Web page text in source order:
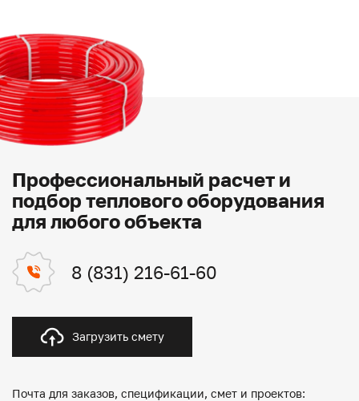
Профессиональный расчет и
подбор теплового оборудования
для любого объекта
8 (831) 216-61-60
Загрузить смету
Почта для заказов, спецификации, смет и проектов: